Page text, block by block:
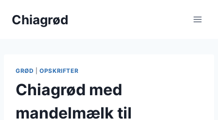
Chiagrød
GRØD |OPSKRIFTER
Chiagrød med
mandelmælk til